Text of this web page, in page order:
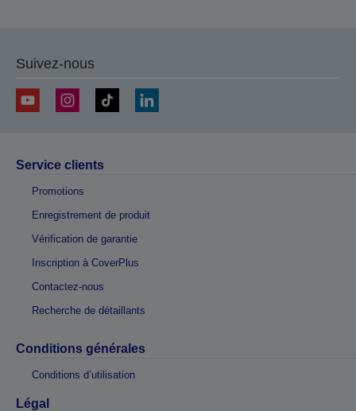
Suivez-nous
Service clients
Promotions
Enregistrement de produit
Vérification de garantie
Inscription à CoverPlus
Contactez-nous
Recherche de détaillants
Conditions générales
Conditions d’utilisation
Légal